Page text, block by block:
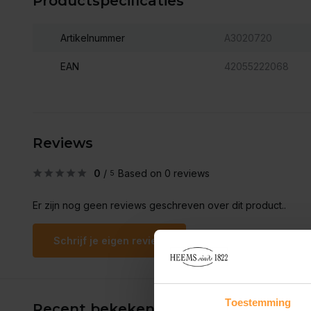
Toestemming
Artikelnummer A3020720
EAN 42055222068
Reviews
0 / 5 Based on 0 reviews
Er zijn nog geen reviews geschreven over dit product..
Schrijf je eigen review